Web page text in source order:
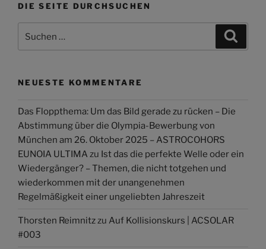
DIE SEITE DURCHSUCHEN
nach:
NEUESTE KOMMENTARE
Das Floppthema: Um das Bild gerade zu rücken – Die
Abstimmung über die Olympia-Bewerbung von
München am 26. Oktober 2025 – ASTROCOHORS
EUNOIA ULTIMA zu Ist das die perfekte Welle oder ein
Wiedergänger? – Themen, die nicht totgehen und
wiederkommen mit der unangenehmen
Regelmäßigkeit einer ungeliebten Jahreszeit
Thorsten Reimnitzzu Auf Kollisionskurs | ACSOLAR
#003